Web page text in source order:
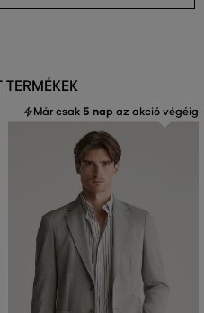
Már csak 5 nap az akció végéig